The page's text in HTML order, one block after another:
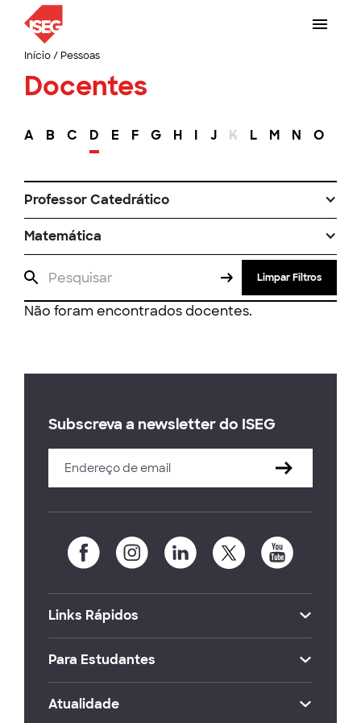
Início/ Pessoas
Docentes
A B C D E F G H I J K L M N O
Professor Catedrático
Matemática
Limpar Filtros
Não foram encontrados docentes.
Subscreva a newsletter do ISEG
Links Rápidos
Para Estudantes
Atualidade